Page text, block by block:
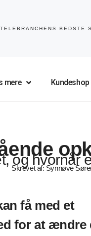
TELEBRANCHENS BEDSTE
mere Kundeshop
og hvornår
Skrevet af: Synnøve
få med et
for at ændre